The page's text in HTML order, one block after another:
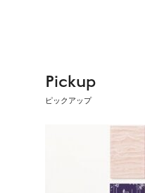
Pickup
ピックアップ